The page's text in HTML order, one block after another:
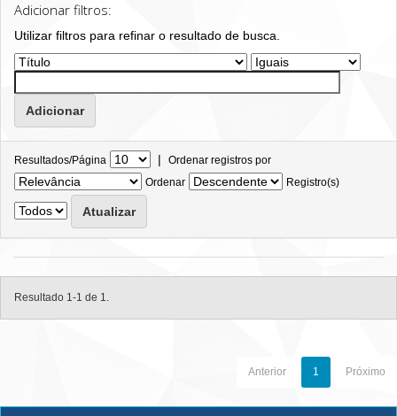
Adicionar filtros:
Utilizar filtros para refinar o resultado de busca.
Resultados/Página | Ordenar registros por
Ordenar
Registro(s)
Resultado 1-1 de 1.
Anterior 1 Próximo